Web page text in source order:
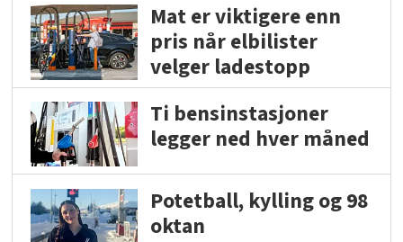
Mat er viktigere enn
pris når elbilister
velger ladestopp
Ti bensinstasjoner
legger ned hver måned
Potetball, kylling og 98
oktan